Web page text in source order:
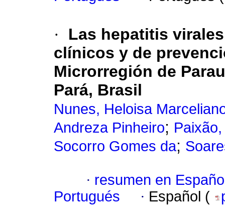
·
Las hepatitis
clínicos y de
Microrregión de
Pará, Brasil
Nunes, Heloisa
Andreza Pinheiro;
Socorro Gomes da;
· resumen en
Portugués
· Español (